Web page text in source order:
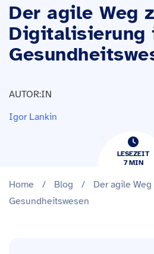
Der agile Weg
Digitalisierung
AUTOR:IN
Igor Lankin
LESEZEIT
7​​MIN
Home / Blog /
Der agile
Gesundheitswesen